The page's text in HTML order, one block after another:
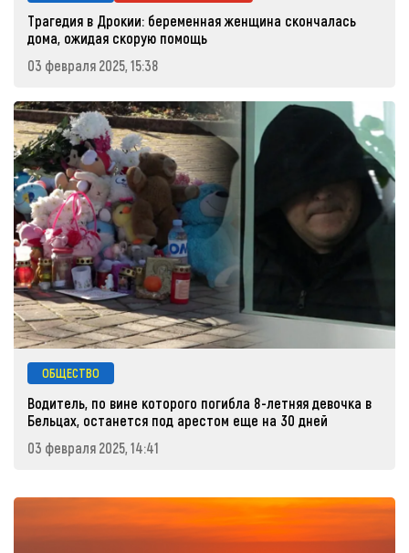
Трагедия в Дрокии: беременная женщина скончалась
дома, ожидая скорую помощь
03 февраля 2025, 15:38
ОБЩЕСТВО
Водитель, по вине которого погибла 8-летняя девочка в
Бельцах, останется под арестом еще на 30 дней
03 февраля 2025, 14:41